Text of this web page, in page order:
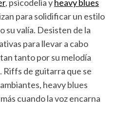
, psicodelia yheavy blues
para solidificar un estilo
su valía. Desisten de la
para llevar a cabo
tanto por su melodía
de guitarra que se
heavy blues
cuando la voz encarna